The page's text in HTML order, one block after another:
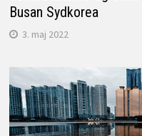
Busan Sydkorea
3. maj 2022